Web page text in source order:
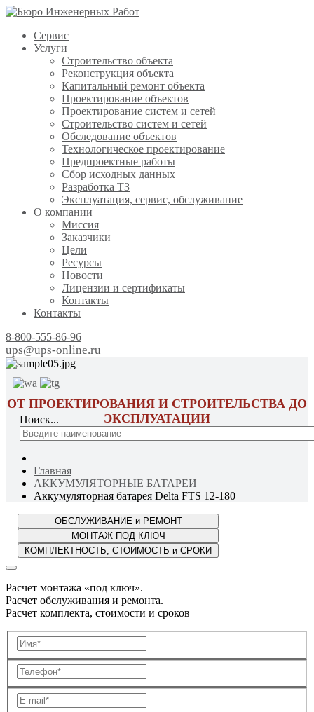
Сервис
Услуги
Строительство объекта
Реконструкция объекта
Капитальный ремонт объекта
Проектирование объектов
Проектирование систем и сетей
Строительство систем и сетей
Обследование объектов
Технологическое проектирование
Предпроектные работы
Сбор исходных данных
Разработка ТЗ
Эксплуатация, сервис, обслуживание
О компании
Миссия
Заказчики
Цели
Ресурсы
Новости
Лицензии и сертификаты
Контакты
Контакты
8-800-555-86-96
ups@ups-online.ru
ОТ ПРОЕКТИРОВАНИЯ И СТРОИТЕЛЬСТВА ДО
ЭКСПЛУАТАЦИИ
Поиск...
Главная
АККУМУЛЯТОРНЫЕ БАТАРЕИ
Аккумуляторная батарея Delta FTS 12-180
Расчет монтажа «под ключ».
Расчет обслуживания и ремонта.
Расчет комплекта, стоимости и сроков